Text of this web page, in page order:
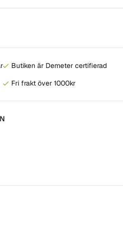
Butiken är Demeter certifierad
Fri frakt över 1000kr